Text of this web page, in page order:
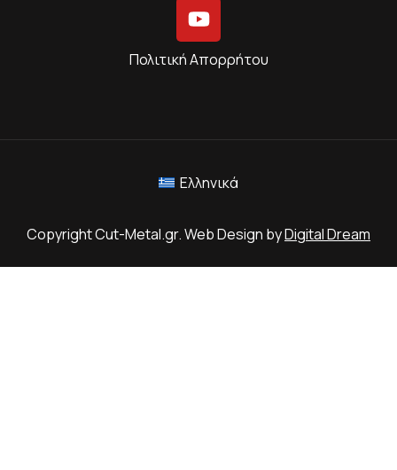
Πολιτική Απορρήτου
Ελληνικά
Copyright Cut-Metal.gr. Web Design byDigital Dream